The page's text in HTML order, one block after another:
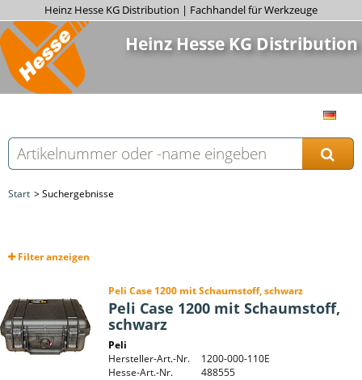
Heinz Hesse KG Distribution | Fachhandel für Werkzeuge
Heinz Hesse KG Distribution
Start Suchergebnisse
Filteranzeigen
Peli Case 1200 mit Schaumstoff, schwarz
Peli Case 1200 mit Schaumstoff,
schwarz
Peli
Hersteller-Art.-Nr.
1200-000-110E
Hesse-Art.-Nr.
488555